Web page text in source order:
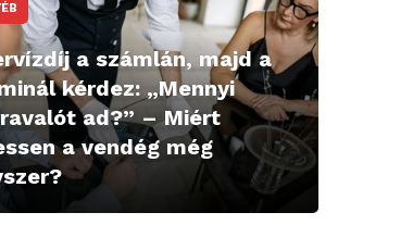
a számlán, majd a
kérdez: „Mennyi
ad?” – Miért
a vendég még